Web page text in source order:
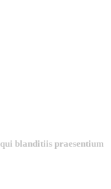
blanditiis praesentium